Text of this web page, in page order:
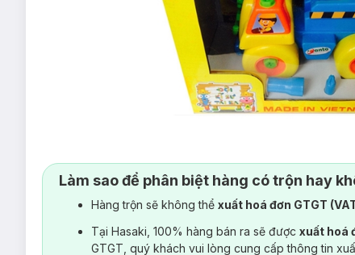
Làm sao để phân biệt hàng có trộn hay
Hàng trộn sẽ không thể xuất hoá đơn GTGT
Tại Hasaki, 100% hàng bán ra sẽ được xuất hoá
GTGT, quý khách vui lòng cung cấp thông tin